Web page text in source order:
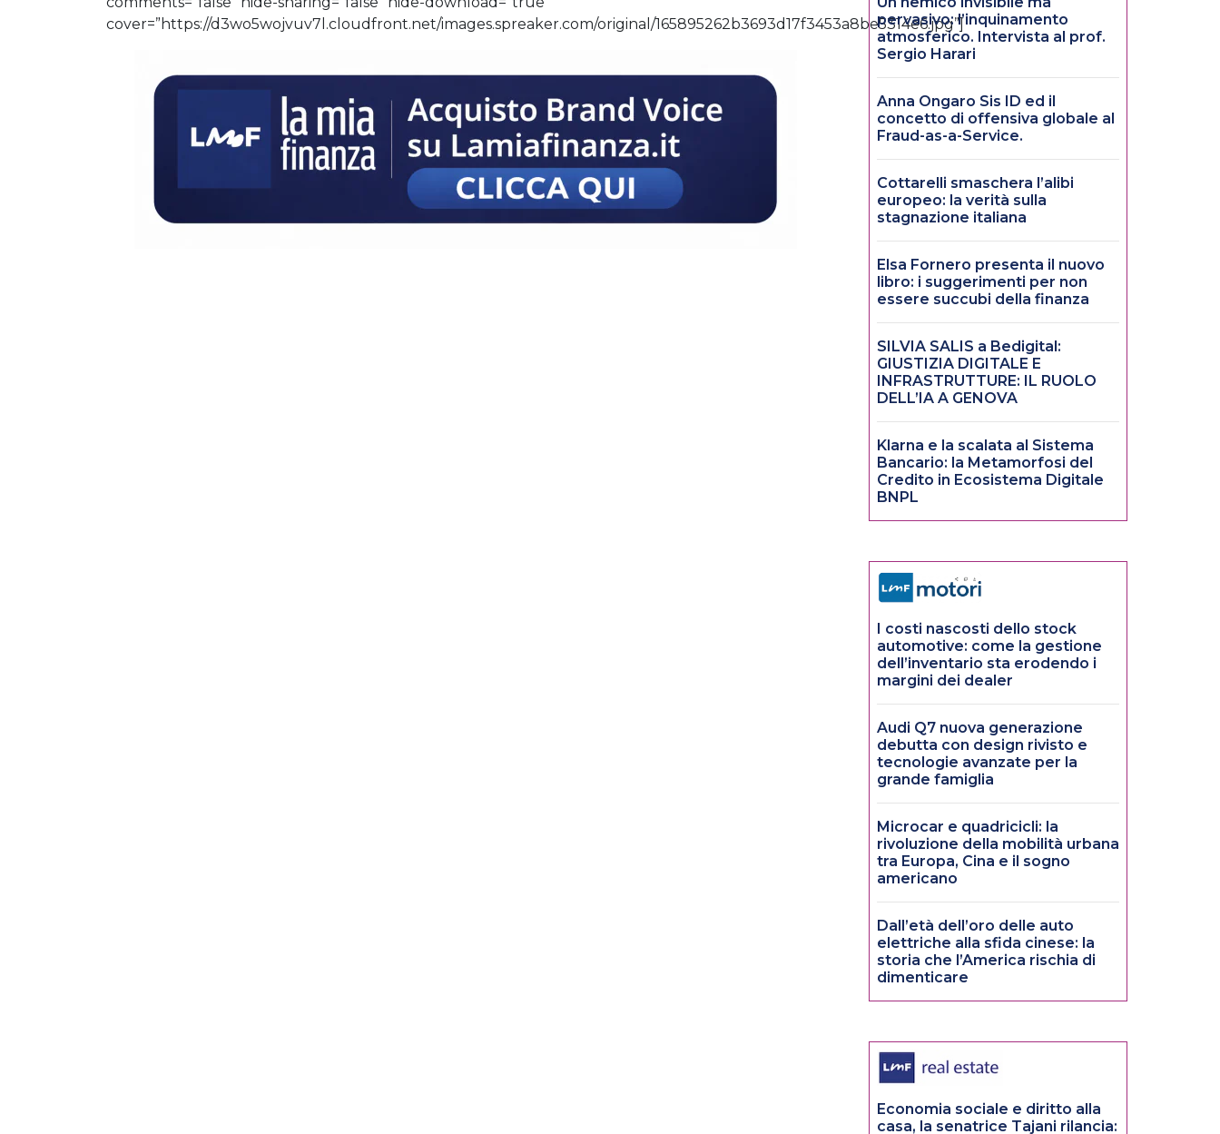
cover=”https://d3wo5wojvuv7l.cloudfront.net/images.spreaker.com/original/165895262b3693d17f3453a8be5314e6.jpg”]pervasivo: l’inquinamento
atmosferico. Intervista al prof.
Sergio Harari
Anna Ongaro Sis ID ed il
concetto di offensiva globale al
Fraud-as-a-Service.
Cottarelli smaschera l’alibi
europeo: la verità sulla
stagnazione italiana
Elsa Fornero presenta il nuovo
libro: i suggerimenti per non
essere succubi della finanza
SILVIA SALIS a Bedigital:
GIUSTIZIA DIGITALE E
INFRASTRUTTURE: IL RUOLO
DELL’IA A GENOVA
Klarna e la scalata al Sistema
Bancario: la Metamorfosi del
Credito in Ecosistema Digitale
BNPL
I costi nascosti dello stock
automotive: come la gestione
dell’inventario sta erodendo i
margini dei dealer
Audi Q7 nuova generazione
debutta con design rivisto e
tecnologie avanzate per la
grande famiglia
Microcar e quadricicli: la
rivoluzione della mobilità urbana
tra Europa, Cina e il sogno
americano
Dall’età dell’oro delle auto
elettriche alla sfida cinese: la
storia che l’America rischia di
dimenticare
Economia sociale e diritto alla
casa, la senatrice Tajani rilancia: